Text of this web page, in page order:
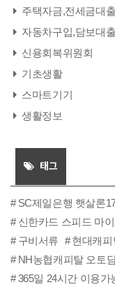
주택자금,전세금대출
자동차구입,담보대출
신용회복위원회
기초생활
스마트기기
생활정보
태그
SC제일은행 햇살론
신한카드 스피드 마
구비서류
현대캐피
NH농협캐피탈 오토
365일 24시간 이용